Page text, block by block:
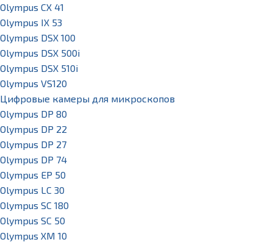
Olympus CX 41
Olympus IX 53
Olympus DSX 100
Olympus DSX 500i
Olympus DSX 510i
Olympus VS120
Цифровые камеры для микроскопов
Olympus DP 80
Olympus DP 22
Olympus DP 27
Olympus DP 74
Olympus EP 50
Olympus LC 30
Olympus SC 180
Olympus SC 50
Olympus XM 10